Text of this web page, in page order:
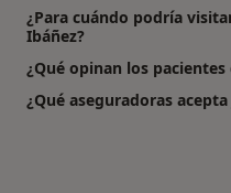
¿Para cuándo podría
Ibáñez?
¿Qué opinan los
¿Qué aseguradoras